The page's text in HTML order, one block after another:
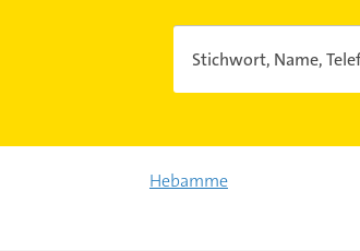
Stichwort, Name,
Hebamme